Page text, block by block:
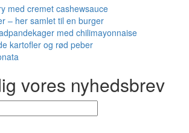
med cremet cashewsauce
– her samlet til en burger
med chilimayonnaise
kartofler og rød peber
vores nyhedsbrev